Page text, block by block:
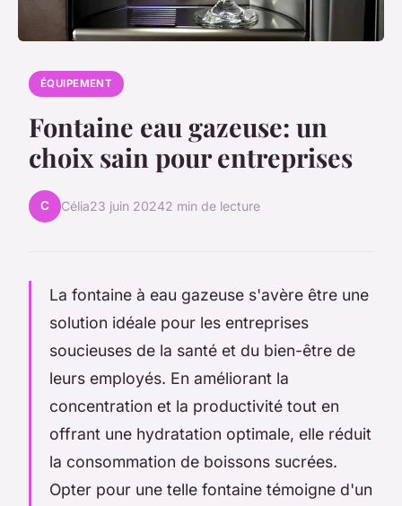
ÉQUIPEMENT
Fontaine eau gazeuse: un
choix sain pour entreprises
C Célia23 juin 20242 min de lecture
La fontaine à eau gazeuse s'avère être une
solution idéale pour les entreprises
soucieuses de la santé et du bien-être de
leurs employés. En améliorant la
concentration et la productivité tout en
offrant une hydratation optimale, elle réduit
la consommation de boissons sucrées.
Opter pour une telle fontaine témoigne d'un